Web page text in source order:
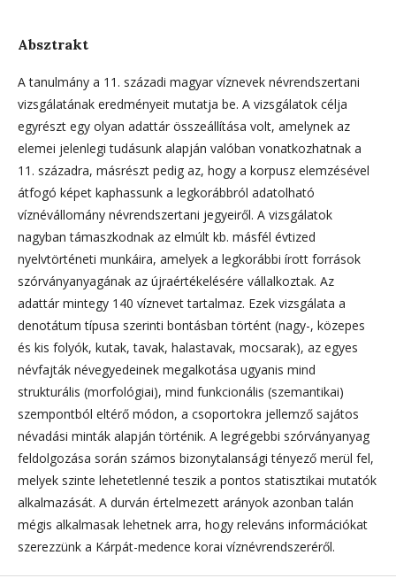
Absztrakt
A tanulmány a 11. századi magyar víznevek névrendszertani
vizsgálatának eredményeit mutatja be. A vizsgálatok célja
egyrészt egy olyan adattár összeállítása volt, amelynek az
elemei jelenlegi tudásunk alapján valóban vonatkozhatnak a
11. századra, másrészt pedig az, hogy a korpusz elemzésével
átfogó képet kaphassunk a legkorábbról adatolható
víznévállomány névrendszertani jegyeiről. A vizsgálatok
nagyban támaszkodnak az elmúlt kb. másfél évtized
nyelvtörténeti munkáira, amelyek a legkorábbi írott források
szórványanyagának az újraértékelésére vállalkoztak. Az
adattár mintegy 140 víznevet tartalmaz. Ezek vizsgálata a
denotátum típusa szerinti bontásban történt (nagy-, közepes
és kis folyók, kutak, tavak, halastavak, mocsarak), az egyes
névfajták névegyedeinek megalkotása ugyanis mind
strukturális (morfológiai), mind funkcionális (szemantikai)
szempontból eltérő módon, a csoportokra jellemző sajátos
névadási minták alapján történik. A legrégebbi szórványanyag
feldolgozása során számos bizonytalansági tényező merül fel,
melyek szinte lehetetlenné teszik a pontos statisztikai mutatók
alkalmazását. A durván értelmezett arányok azonban talán
mégis alkalmasak lehetnek arra, hogy releváns információkat
szerezzünk a Kárpát-medence korai víznévrendszeréről.